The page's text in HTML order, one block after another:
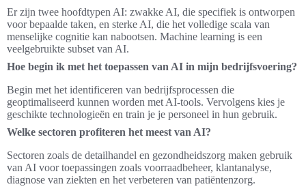
Er zijn twee hoofdtypen AI: zwakke AI, die specifiek is ontworpen
voor bepaalde taken, en sterke AI, die het volledige scala van
menselijke cognitie kan nabootsen. Machine learning is een
veelgebruikte subset van AI.
Hoe begin ik met het toepassen van AI in mijn bedrijfsvoering?
Begin met het identificeren van bedrijfsprocessen die
geoptimaliseerd kunnen worden met AI-tools. Vervolgens kies je
geschikte technologieën en train je je personeel in hun gebruik.
Welke sectoren profiteren het meest van AI?
Sectoren zoals de detailhandel en gezondheidszorg maken gebruik
van AI voor toepassingen zoals voorraadbeheer, klantanalyse,
diagnose van ziekten en het verbeteren van patiëntenzorg.